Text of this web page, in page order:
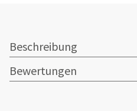
Beschreibung
Bewertungen